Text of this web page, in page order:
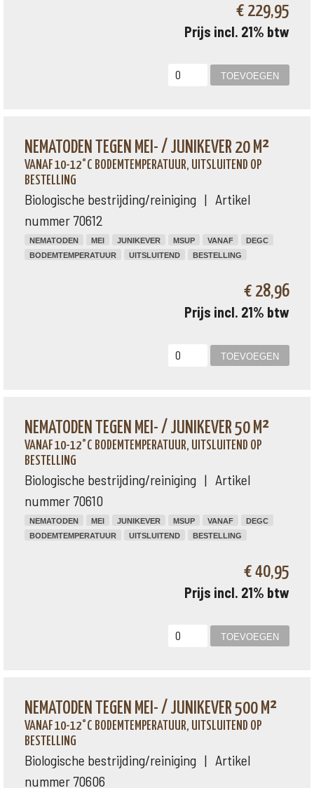
€ 229,95
Prijs incl. 21% btw
NEMATODEN TEGEN MEI- / JUNIKEVER 20 M²
VANAF 10-12°C BODEMTEMPERATUUR, UITSLUITEND OP
BESTELLING
Biologische bestrijding/reiniging | Artikel
nummer 70612
NEMATODEN MEI JUNIKEVER MSUP VANAF
DEGC
BODEMTEMPERATUUR
UITSLUITEND BESTELLING
€ 28,96
Prijs incl. 21% btw
NEMATODEN TEGEN MEI- / JUNIKEVER 50 M²
VANAF 10-12°C BODEMTEMPERATUUR, UITSLUITEND OP
BESTELLING
Biologische bestrijding/reiniging | Artikel
nummer 70610
NEMATODEN MEI JUNIKEVER MSUP VANAF
DEGC
BODEMTEMPERATUUR
UITSLUITEND BESTELLING
€ 40,95
Prijs incl. 21% btw
NEMATODEN TEGEN MEI- / JUNIKEVER 500 M²
VANAF 10-12°C BODEMTEMPERATUUR, UITSLUITEND OP
BESTELLING
Biologische bestrijding/reiniging | Artikel
nummer 70606